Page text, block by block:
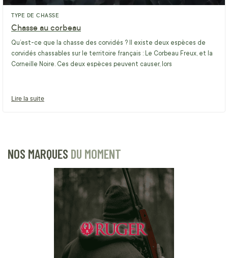
TYPE DE CHASSE
Chasse au corbeau
Qu’est-ce que la chasse des corvidés ? Il existe deux espèces de
corvidés chassables sur le territoire français : Le Corbeau Freux, et la
Corneille Noire. Ces deux espèces peuvent causer, lors
Lire la suite
NOS MARQUES DU MOMENT